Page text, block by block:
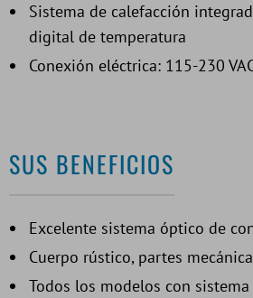
Sistema de calefacción
digital de temperatura
Conexión eléctrica: 115-230
SUS BENEFICIOS
Excelente sistema óptico de
Cuerpo rústico, partes
Todos los modelos con